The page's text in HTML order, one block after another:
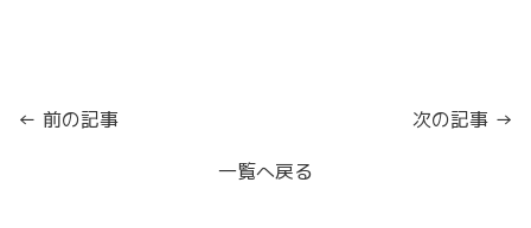
← 前の記事
次の記事 →
一覧へ戻る